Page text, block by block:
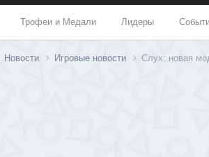
Трофеи и Медали Лидеры
Новости Игровые новости Слух: новая